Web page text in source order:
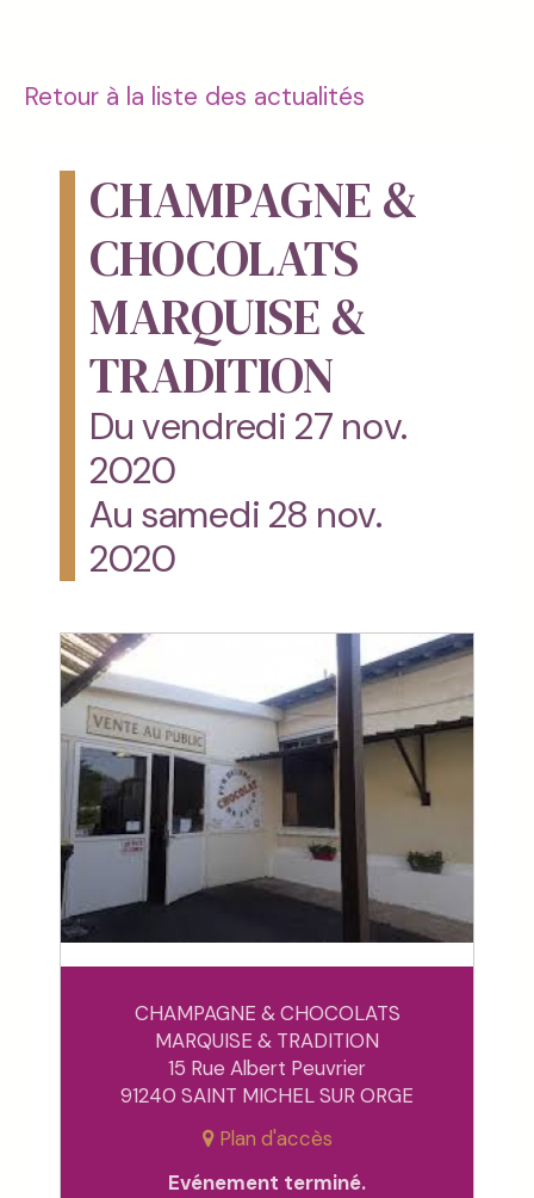
Retour à la liste des actualités
CHAMPAGNE &
CHOCOLATS
MARQUISE &
TRADITION
Du vendredi 27 nov.
2020
Au samedi 28 nov.
2020
CHAMPAGNE & CHOCOLATS
MARQUISE & TRADITION
15 Rue Albert Peuvrier
91240 SAINT MICHEL SUR ORGE
Plan d'accès
Evénement terminé.